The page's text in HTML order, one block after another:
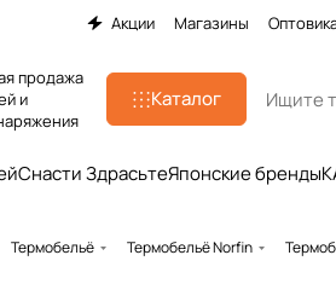
Акции Магазины
продажа
и
Каталог
Снасти ЗдрасьтеЯпонские бренды
Термобельё Термобельё Norfin